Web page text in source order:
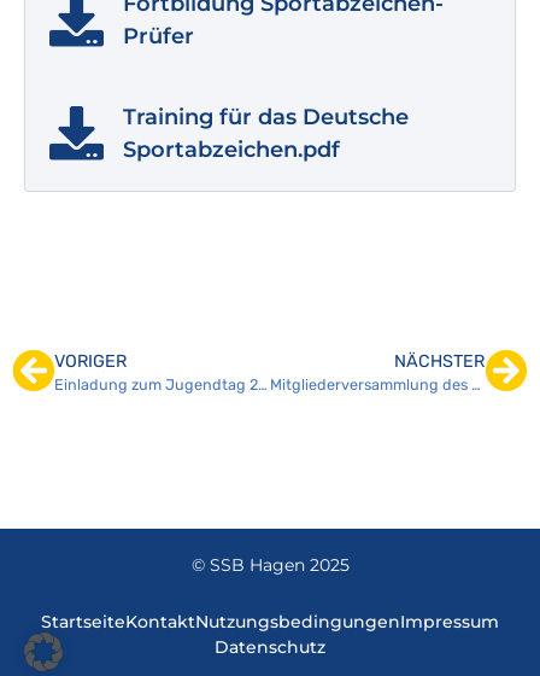
Prüfer
Training für das Deutsche
Sportabzeichen.pdf
VORIGER
Einladung zum Jugendtag 27. April 2022
NÄCHSTER
Mitgliederversammlung des SSB Hagen e. V.
© SSB Hagen 2025
StartseiteKontaktNutzungsbedingungenImpressum
Datenschutz